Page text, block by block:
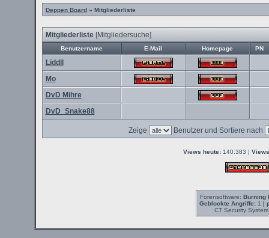
Deppen Board» Mitgliederliste
Mitgliederliste[Mitgliedersuche]
Benutzername E-Mail Homepage PN
Liddll
Mo
DvD Mihre
DvD_Snake88
Zeige Benutzer und Sortiere nach
Views heute:140.383 |
Forensoftware: Burning
Geblockte Angriffe:1 |
CT Security